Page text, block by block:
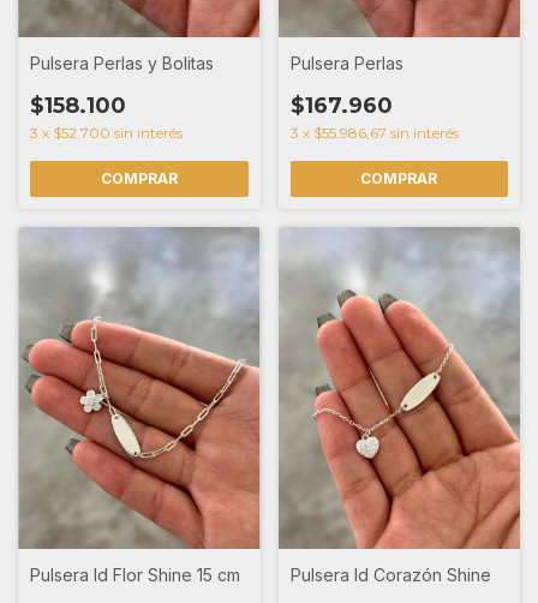
Pulsera Perlas y Bolitas
$158.100
3 x $52.700 sin interés
Pulsera Perlas
$167.960
3 x $55.986,67 sin interés
Pulsera Id Flor Shine 15 cm Pulsera Id Corazón Shine